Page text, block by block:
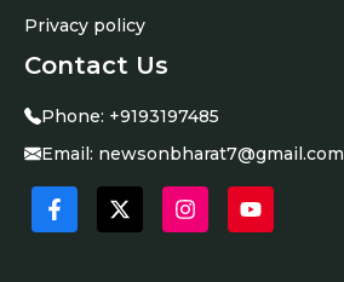
Privacy policy
Contact Us
Phone: +9193197485
Email: newsonbharat7@gmail.com